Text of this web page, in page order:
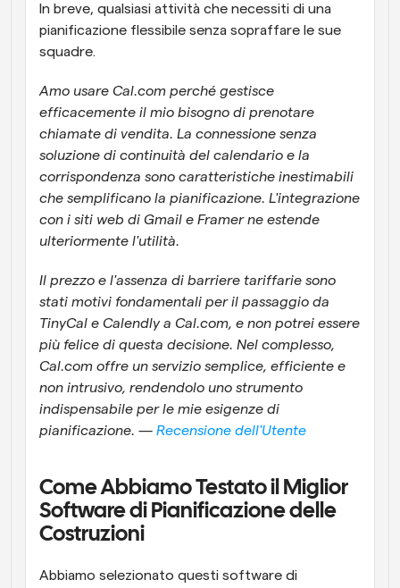
In breve, qualsiasi attività che necessiti di una
pianificazione flessibile senza sopraffare le sue
squadre.
Amo usare Cal.com perché gestisce
efficacemente il mio bisogno di prenotare
chiamate di vendita. La connessione senza
soluzione di continuità del calendario e la
corrispondenza sono caratteristiche inestimabili
che semplificano la pianificazione. L'integrazione
con i siti web di Gmail e Framer ne estende
ulteriormente l'utilità.
Il prezzo e l'assenza di barriere tariffarie sono
stati motivi fondamentali per il passaggio da
TinyCal e Calendly a Cal.com, e non potrei essere
più felice di questa decisione. Nel complesso,
Cal.com offre un servizio semplice, efficiente e
non intrusivo, rendendolo uno strumento
indispensabile per le mie esigenze di
pianificazione. — Recensione dell'Utente
Come Abbiamo Testato il Miglior
Software di Pianificazione delle
Costruzioni
Abbiamo selezionato questi software di